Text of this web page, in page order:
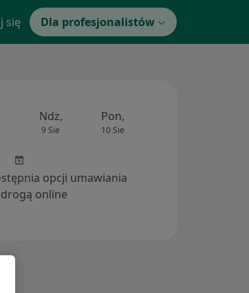
się Dla profesjonalistów
Ndz,
9 Sie
Pon,
10 Sie
opcji umawiania
online